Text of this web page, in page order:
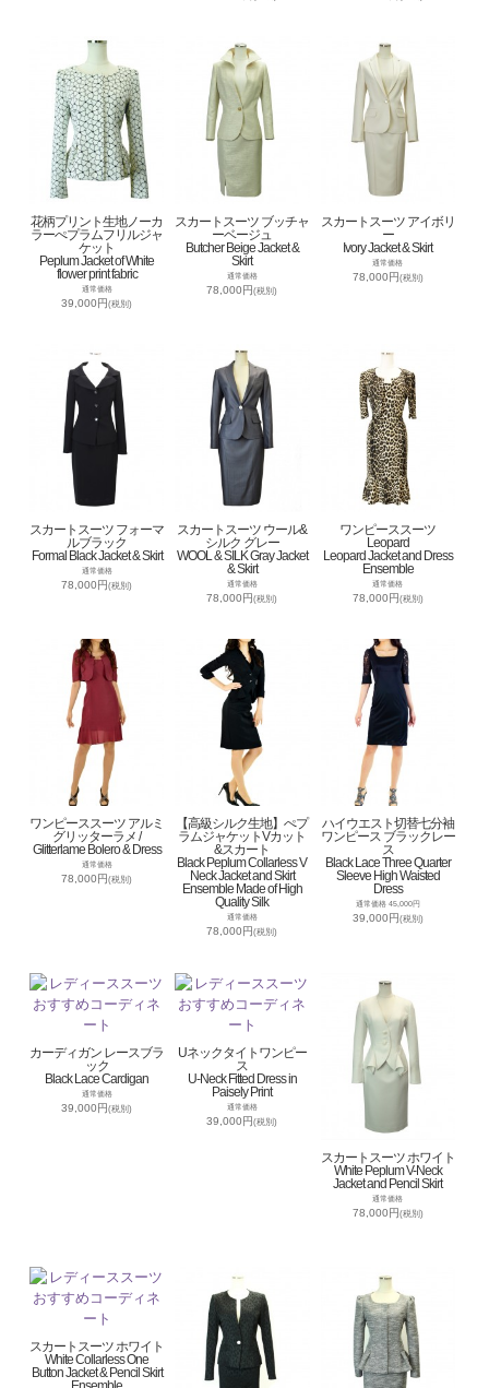
花柄プリント生地ノーカ
ラーぺプラムフリルジャ
ケット
Peplum Jacket of White
flower print fabric
通常価格
39,000円(税別)
スカートスーツ ブッチャ
ーベージュ
Butcher Beige Jacket &
Skirt
通常価格
78,000円(税別)
スカートスーツ アイボリ
ー
Ivory Jacket & Skirt
通常価格
78,000円(税別)
スカートスーツ フォーマ
ルブラック
Formal Black Jacket & Skirt
通常価格
78,000円(税別)
スカートスーツ ウール&
シルク グレー
WOOL & SILK Gray Jacket
& Skirt
通常価格
78,000円(税別)
ワンピーススーツ
Leopard
Leopard Jacket and Dress
Ensemble
通常価格
78,000円(税別)
ワンピーススーツ アルミ
グリッターラメ /
Glitterlame Bolero & Dress
通常価格
78,000円(税別)
【高級シルク生地】ぺプ
ラムジャケットVカット
&スカート
Black Peplum Collarless V
Neck Jacket and Skirt
Ensemble Made of High
Quality Silk
通常価格
78,000円(税別)
ハイウエスト切替七分袖
ワンピース ブラックレー
ス
Black Lace Three Quarter
Sleeve High Waisted
Dress
通常価格 45,000円
39,000円(税別)
カーディガン レースブラ
ック
Black Lace Cardigan
通常価格
39,000円(税別)
Uネックタイトワンピー
ス
U-Neck Fitted Dress in
Paisely Print
通常価格
39,000円(税別)
スカートスーツ ホワイト
White Peplum V-Neck
Jacket and Pencil Skirt
通常価格
78,000円(税別)
スカートスーツ ホワイト
White Collarless One
Button Jacket & Pencil Skirt